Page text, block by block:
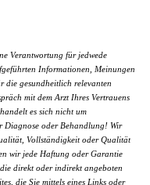
Verantwortung für jedwede
Informationen, Meinungen
die gesundheitlich relevanten
mit dem Arzt Ihres Vertrauens
es sich nicht um
Diagnose oder Behandlung! Wir
Vollständigkeit oder Qualität
wir jede Haftung oder Garantie
direkt oder indirekt angeboten
die Sie mittels eines Links oder